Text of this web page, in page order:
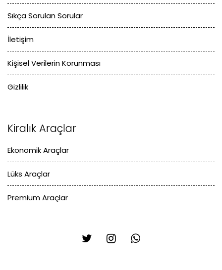
Sıkça Sorulan Sorular
İletişim
Kişisel Verilerin Korunması
Gizlilik
Kiralık Araçlar
Ekonomik Araçlar
Lüks Araçlar
Premium Araçlar